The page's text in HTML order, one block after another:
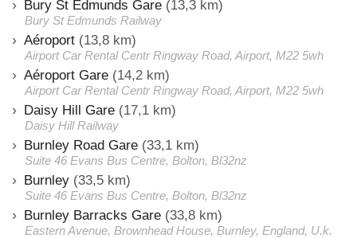
Bury St Edmunds Gare (13,3 km)
Bury St Edmunds Railway
Aéroport (13,8 km)
Airport Car Rental Centr Ringway Road, Airport, M22 5wh
Aéroport Gare (14,2 km)
Airport Car Rental Centr Ringway Road, Airport, M22 5wh
Daisy Hill Gare (17,1 km)
Daisy Hill Railway
Burnley Road Gare (33,1 km)
Suite 46 Evans Bus Centre, Bolton, Bl32nz
Burnley (33,5 km)
Suite 46 Evans Bus Centre, Bolton, Bl32nz
Burnley Barracks Gare (33,8 km)
Eastern Avenue, Brownhead House, Burnley, England, U.k.